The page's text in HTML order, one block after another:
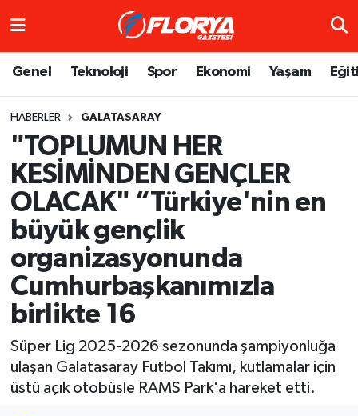
Genel Teknoloji Spor Ekonomi Yaşam
HABERLER GALATASARAY
"TOPLUMUN HER
KESİMİNDEN GENÇLER
OLACAK" “Türkiye'nin en
büyük gençlik
organizasyonunda
Cumhurbaşkanımızla
birlikte 16
Süper Lig 2025-2026 sezonunda şampiyonluğa
ulaşan Galatasaray Futbol Takımı, kutlamalar için
üstü açık otobüsle RAMS Park'a hareket etti.
Trafik Durumu
Süper Lig Puan Durumu ve Fikstür
Tüm Manşetler
Son Dakika Haberleri
Haber Arşivi